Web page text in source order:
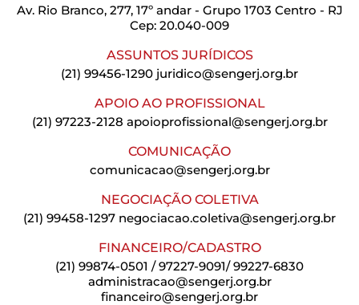
Av. Rio Branco, 277, 17º andar - Grupo 1703 Centro - RJ
Cep: 20.040-009
ASSUNTOS JURÍDICOS
(21) 99456-1290 juridico@sengerj.org.br
APOIO AO PROFISSIONAL
(21) 97223-2128 apoioprofissional@sengerj.org.br
COMUNICAÇÃO
comunicacao@sengerj.org.br
NEGOCIAÇÃO COLETIVA
(21) 99458-1297 negociacao.coletiva@sengerj.org.br
FINANCEIRO/CADASTRO
(21) 99874-0501 / 97227-9091/ 99227-6830
administracao@sengerj.org.br
financeiro@sengerj.org.br